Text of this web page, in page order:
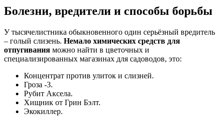
Болезни, вредители и способы борьбы
У тысячелистника обыкновенного один серьёзный вредитель
– голый слизень. Немало химических средств для
отпугивания можно найти в цветочных и
специализированных магазинах для садоводов, это:
Концентрат против улиток и слизней.
Гроза -3.
Рубит Аксела.
Хищник от Грин Бэлт.
Экокиллер.